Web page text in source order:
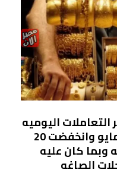
اليوميه
اليوم الثلاثاء الموافق 10 مايو وانخفضت 20
وبما كان عليه
الصاغه